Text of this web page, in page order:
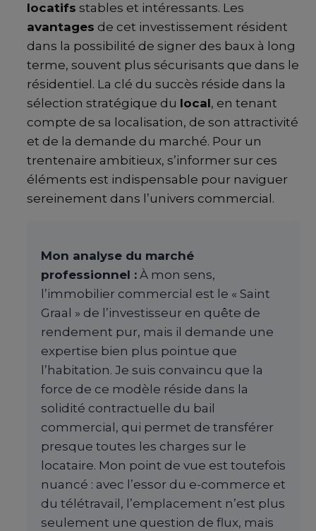
locatifs stables et intéressants. Les
avantages de cet investissement résident
dans la possibilité de signer des baux à long
terme, souvent plus sécurisants que dans le
résidentiel. La clé du succès réside dans la
sélection stratégique du local, en tenant
compte de sa localisation, de son attractivité
et de la demande du marché. Pour un
trentenaire ambitieux, s’informer sur ces
éléments est indispensable pour naviguer
sereinement dans l’univers commercial.
Mon analyse du marché
professionnel : À mon sens,
l’immobilier commercial est le « Saint
Graal » de l’investisseur en quête de
rendement pur, mais il demande une
expertise bien plus pointue que
l’habitation. Je suis convaincu que la
force de ce modèle réside dans la
solidité contractuelle du bail
commercial, qui permet de transférer
presque toutes les charges sur le
locataire. Mon point de vue est toutefois
nuancé : avec l’essor du e-commerce et
du télétravail, l’emplacement n’est plus
seulement une question de flux, mais